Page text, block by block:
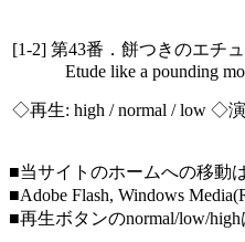
[1-2] 第43番．餅つきのエチ
Etude like a pounding
◇再生: high / normal / low ◇演
■当サイトのホームへの移動
■Adobe Flash, Windows
■再生ボタンのnormal/low/